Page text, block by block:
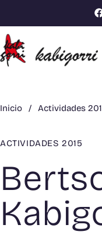
Inicio / Actividades
ACTIVIDADES 2015